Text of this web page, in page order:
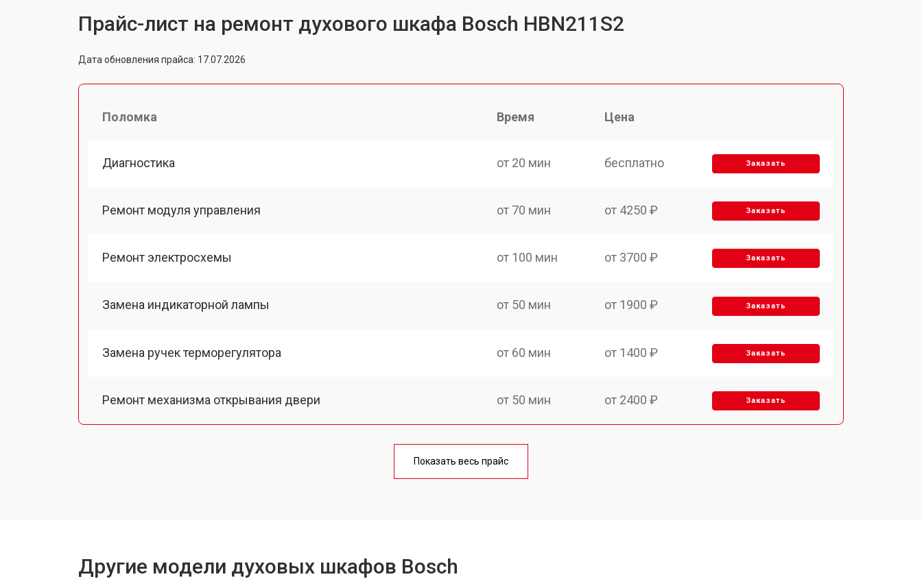
Прайс-лист на ремонт духового шкафа Bosch HBN211S2
Дата обновления прайса: 17.07.2026
Поломка Время Цена
Диагностика от 20 мин бесплатно Заказать
Ремонт модуля управления от 70 мин от 4250 ₽ Заказать
Ремонт электросхемы от 100 мин от 3700 ₽ Заказать
Замена индикаторной лампы от 50 мин от 1900 ₽ Заказать
Замена ручек терморегулятора от 60 мин от 1400 ₽ Заказать
Ремонт механизма открывания двери от 50 мин от 2400 ₽ Заказать
от 90 мин
Показать весь прайс
Другие модели духовых шкафов Bosch